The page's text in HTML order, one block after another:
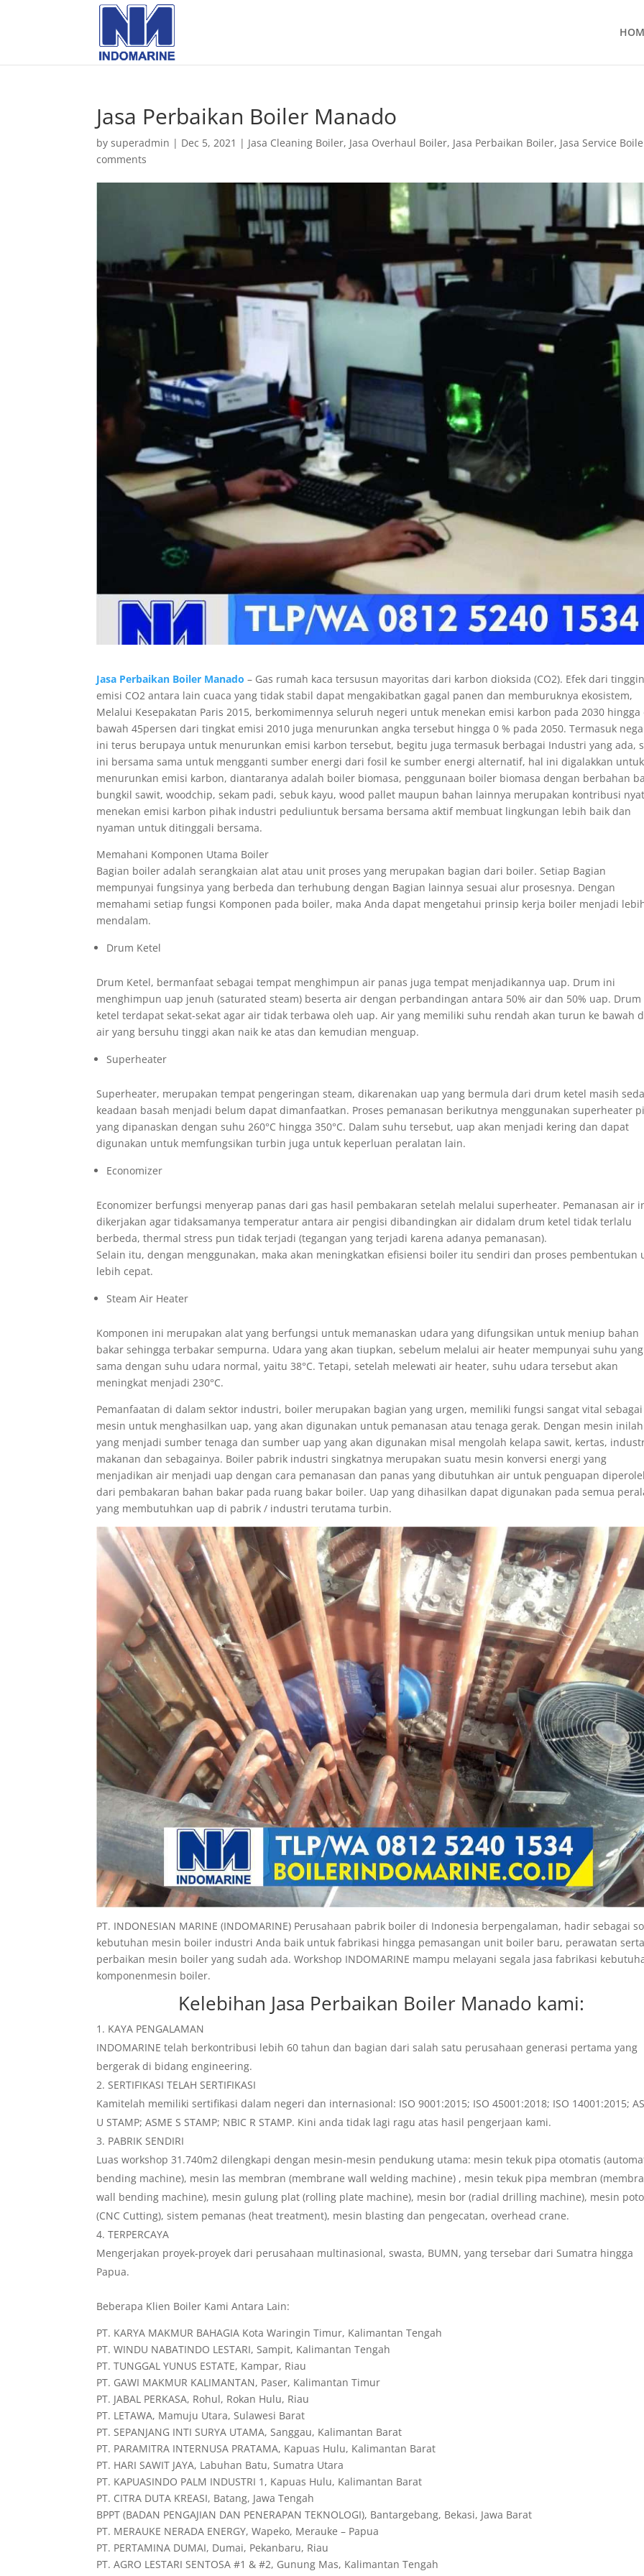
Jasa Perbaikan Boiler Manado
bysuperadmin | Dec 5, 2021 | Jasa Cleaning Boiler, Jasa Overhaul Boiler, Jasa Perbaikan Boiler, Jasa Service
comments
Jasa Perbaikan Boiler Manado – Gas rumah kaca tersusun mayoritas dari karbon dioksida (CO2). Efek dari
emisi CO2 antara lain cuaca yang tidak stabil dapat mengakibatkan gagal panen dan memburuknya ekosistem,
Melalui Kesepakatan Paris 2015, berkomimennya seluruh negeri untuk menekan emisi karbon pada 2030 hingga
bawah 45persen dari tingkat emisi 2010 juga menurunkan angka tersebut hingga 0 % pada 2050. Termasuk
ini terus berupaya untuk menurunkan emisi karbon tersebut, begitu juga termasuk berbagai Industri yang ada,
ini bersama sama untuk mengganti sumber energi dari fosil ke sumber energi alternatif, hal ini digalakkan untuk
menurunkan emisi karbon, diantaranya adalah boiler biomasa, penggunaan boiler biomasa dengan berbahan
bungkil sawit, woodchip, sekam padi, sebuk kayu, wood pallet maupun bahan lainnya merupakan kontribusi
menekan emisi karbon pihak industri peduliuntuk bersama bersama aktif membuat lingkungan lebih baik dan
nyaman untuk ditinggali bersama.
Memahani Komponen Utama Boiler
Bagian boiler adalah serangkaian alat atau unit proses yang merupakan bagian dari boiler. Setiap Bagian
mempunyai fungsinya yang berbeda dan terhubung dengan Bagian lainnya sesuai alur prosesnya. Dengan
memahami setiap fungsi Komponen pada boiler, maka Anda dapat mengetahui prinsip kerja boiler menjadi
mendalam.
Drum Ketel
Drum Ketel, bermanfaat sebagai tempat menghimpun air panas juga tempat menjadikannya uap. Drum ini
menghimpun uap jenuh (saturated steam) beserta air dengan perbandingan antara 50% air dan 50% uap. Drum
ketel terdapat sekat-sekat agar air tidak terbawa oleh uap. Air yang memiliki suhu rendah akan turun ke bawah
air yang bersuhu tinggi akan naik ke atas dan kemudian menguap.
Superheater
Superheater, merupakan tempat pengeringan steam, dikarenakan uap yang bermula dari drum ketel masih
keadaan basah menjadi belum dapat dimanfaatkan. Proses pemanasan berikutnya menggunakan superheater
yang dipanaskan dengan suhu 260°C hingga 350°C. Dalam suhu tersebut, uap akan menjadi kering dan dapat
digunakan untuk memfungsikan turbin juga untuk keperluan peralatan lain.
Economizer
Economizer berfungsi menyerap panas dari gas hasil pembakaran setelah melalui superheater. Pemanasan air
dikerjakan agar tidaksamanya temperatur antara air pengisi dibandingkan air didalam drum ketel tidak terlalu
berbeda, thermal stress pun tidak terjadi (tegangan yang terjadi karena adanya pemanasan).
Selain itu, dengan menggunakan, maka akan meningkatkan efisiensi boiler itu sendiri dan proses pembentukan
lebih cepat.
Steam Air Heater
Komponen ini merupakan alat yang berfungsi untuk memanaskan udara yang difungsikan untuk meniup bahan
bakar sehingga terbakar sempurna. Udara yang akan tiupkan, sebelum melalui air heater mempunyai suhu yang
sama dengan suhu udara normal, yaitu 38°C. Tetapi, setelah melewati air heater, suhu udara tersebut akan
meningkat menjadi 230°C.
Pemanfaatan di dalam sektor industri, boiler merupakan bagian yang urgen, memiliki fungsi sangat vital sebagai
mesin untuk menghasilkan uap, yang akan digunakan untuk pemanasan atau tenaga gerak. Dengan mesin inilah
yang menjadi sumber tenaga dan sumber uap yang akan digunakan misal mengolah kelapa sawit, kertas,
makanan dan sebagainya. Boiler pabrik industri singkatnya merupakan suatu mesin konversi energi yang
menjadikan air menjadi uap dengan cara pemanasan dan panas yang dibutuhkan air untuk penguapan
dari pembakaran bahan bakar pada ruang bakar boiler. Uap yang dihasilkan dapat digunakan pada semua
yang membutuhkan uap di pabrik / industri terutama turbin.
PT. INDONESIAN MARINE (INDOMARINE) Perusahaan pabrik boiler di Indonesia berpengalaman, hadir sebagai
kebutuhan mesin boiler industri Anda baik untuk fabrikasi hingga pemasangan unit boiler baru, perawatan
perbaikan mesin boiler yang sudah ada. Workshop INDOMARINE mampu melayani segala jasa fabrikasi
komponenmesin boiler.
Kelebihan Jasa Perbaikan Boiler Manado kami:
KAYA PENGALAMAN
INDOMARINE telah berkontribusi lebih 60 tahun dan bagian dari salah satu perusahaan generasi pertama yang
bergerak di bidang engineering.
SERTIFIKASI TELAH SERTIFIKASI
Kamitelah memiliki sertifikasi dalam negeri dan internasional: ISO 9001:2015; ISO 45001:2018; ISO 14001:2015;
U STAMP; ASME S STAMP; NBIC R STAMP. Kini anda tidak lagi ragu atas hasil pengerjaan kami.
PABRIK SENDIRI
Luas workshop 31.740m2 dilengkapi dengan mesin-mesin pendukung utama: mesin tekuk pipa otomatis
bending machine), mesin las membran (membrane wall welding machine) , mesin tekuk pipa membran
wall bending machine), mesin gulung plat (rolling plate machine), mesin bor (radial drilling machine), mesin
(CNC Cutting), sistem pemanas (heat treatment), mesin blasting dan pengecatan, overhead crane.
TERPERCAYA
Mengerjakan proyek-proyek dari perusahaan multinasional, swasta, BUMN, yang tersebar dari Sumatra hingga
Papua.
Beberapa Klien Boiler Kami Antara Lain:
PT. KARYA MAKMUR BAHAGIA Kota Waringin Timur, Kalimantan Tengah
PT. WINDU NABATINDO LESTARI, Sampit, Kalimantan Tengah
PT. TUNGGAL YUNUS ESTATE, Kampar, Riau
PT. GAWI MAKMUR KALIMANTAN, Paser, Kalimantan Timur
PT. JABAL PERKASA, Rohul, Rokan Hulu, Riau
PT. LETAWA, Mamuju Utara, Sulawesi Barat
PT. SEPANJANG INTI SURYA UTAMA, Sanggau, Kalimantan Barat
PT. PARAMITRA INTERNUSA PRATAMA, Kapuas Hulu, Kalimantan Barat
PT. HARI SAWIT JAYA, Labuhan Batu, Sumatra Utara
PT. KAPUASINDO PALM INDUSTRI 1, Kapuas Hulu, Kalimantan Barat
PT. CITRA DUTA KREASI, Batang, Jawa Tengah
BPPT (BADAN PENGAJIAN DAN PENERAPAN TEKNOLOGI), Bantargebang, Bekasi, Jawa Barat
PT. MERAUKE NERADA ENERGY, Wapeko, Merauke – Papua
PT. PERTAMINA DUMAI, Dumai, Pekanbaru, Riau
PT. AGRO LESTARI SENTOSA #1 & #2, Gunung Mas, Kalimantan Tengah